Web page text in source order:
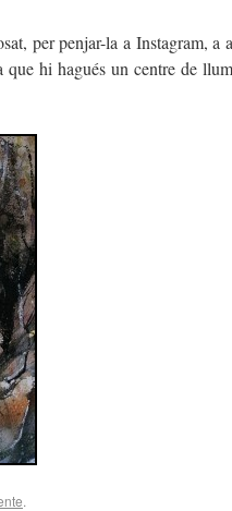
per penjar-la a Instagram, a
que hi hagués un centre de
.